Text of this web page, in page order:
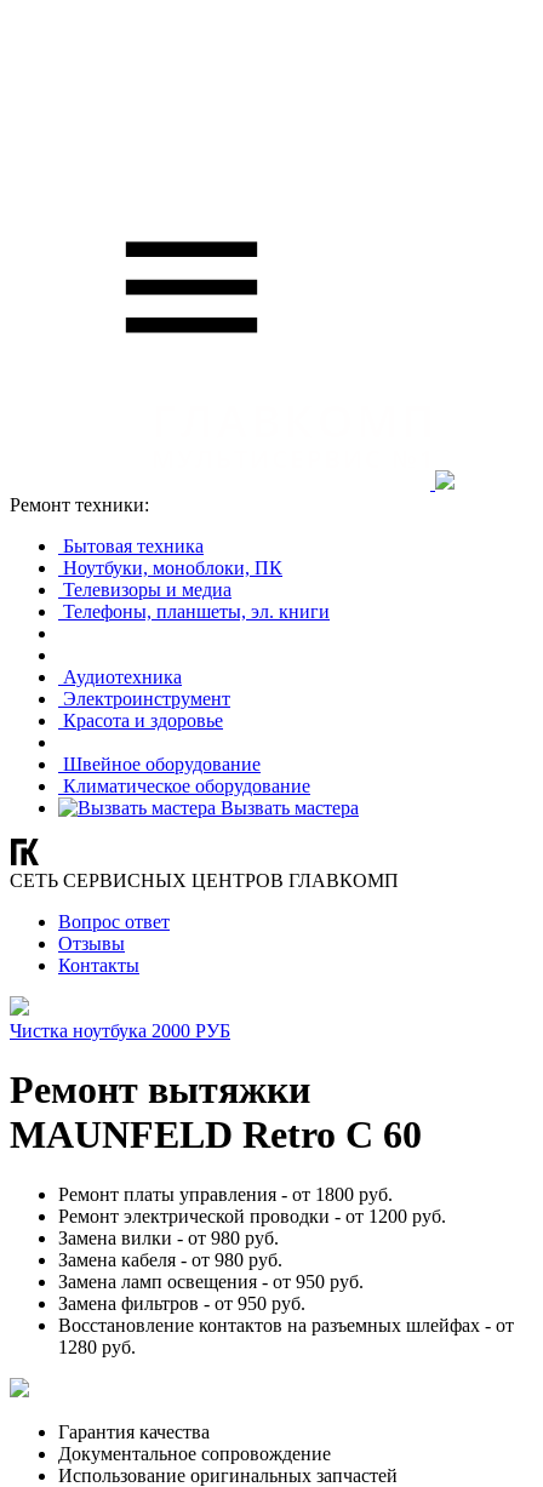
Ремонт техники:
Бытовая техника
Ноутбуки, моноблоки, ПК
Телевизоры и медиа
Телефоны, планшеты, эл. книги
Аудиотехника
Электроинструмент
Красота и здоровье
Швейное оборудование
Климатическое оборудование
Вызвать мастера
СЕТЬ СЕРВИСНЫХ ЦЕНТРОВ ГЛАВКОМП
Вопрос ответ
Отзывы
Контакты
Чистка ноутбука 2000 РУБ
Ремонт вытяжки
MAUNFELD Retro C 60
Ремонт платы управления - от 1800 руб.
Ремонт электрической проводки - от 1200 руб.
Замена вилки - от 980 руб.
Замена кабеля - от 980 руб.
Замена ламп освещения - от 950 руб.
Замена фильтров - от 950 руб.
Восстановление контактов на разъемных шлейфах - от
1280 руб.
Гарантия качества
Документальное сопровождение
Использование оригинальных запчастей